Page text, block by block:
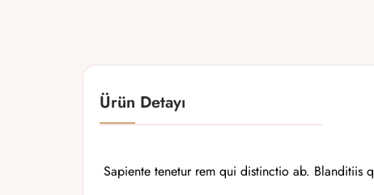
Ürün Detayı
Sapiente tenetur rem qui distinctio ab. Blanditiis